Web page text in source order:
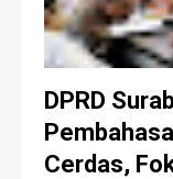
DPRD
Cerdas,